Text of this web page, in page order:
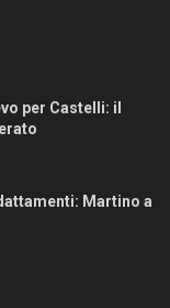
per Castelli: il
Martino a